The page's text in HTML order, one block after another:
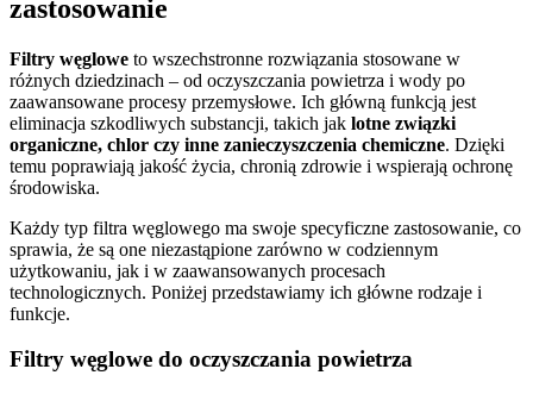
zastosowanie
Filtry węglowe to wszechstronne rozwiązania stosowane w
różnych dziedzinach – od oczyszczania powietrza i wody po
zaawansowane procesy przemysłowe. Ich główną funkcją jest
eliminacja szkodliwych substancji, takich jak lotne związki
organiczne, chlor czy inne zanieczyszczenia chemiczne. Dzięki
temu poprawiają jakość życia, chronią zdrowie i wspierają ochronę
środowiska.
Każdy typ filtra węglowego ma swoje specyficzne zastosowanie, co
sprawia, że są one niezastąpione zarówno w codziennym
użytkowaniu, jak i w zaawansowanych procesach
technologicznych. Poniżej przedstawiamy ich główne rodzaje i
funkcje.
Filtry węglowe do oczyszczania powietrza